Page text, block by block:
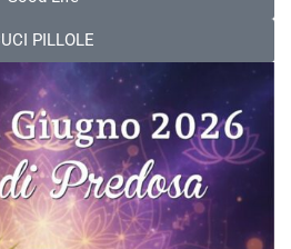
PILLOLE